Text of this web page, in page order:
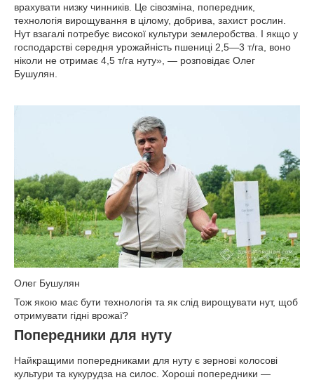
врахувати низку чинників. Це сівозміна, попередник,
технологія вирощування в цілому, добрива, захист рослин.
Нут взагалі потребує високої культури землеробства. І якщо у
господарстві середня урожайність пшениці 2,5—3 т/га, воно
ніколи не отримає 4,5 т/га нуту», — розповідає Олег
Бушулян.
Олег Бушулян
Тож якою має бути технологія та як слід вирощувати нут, щоб
отримувати гідні врожаї?
Попередники для нуту
Найкращими попередниками для нуту є зернові колосові
культури та кукурудза на силос. Хороші попередники —